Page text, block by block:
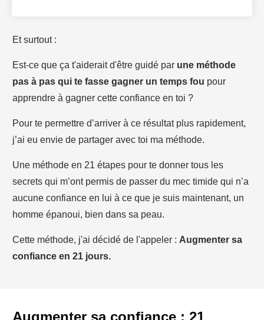
Et surtout :
Est-ce que ça t'aiderait d'être guidé par une méthode
pas à pas qui te fasse gagner un temps fou pour
apprendre à gagner cette confiance en toi ?
Pour te permettre d’arriver à ce résultat plus rapidement,
j’ai eu envie de partager avec toi ma méthode.
Une méthode en 21 étapes pour te donner tous les
secrets qui m’ont permis de passer du mec timide qui n’a
aucune confiance en lui à ce que je suis maintenant, un
homme épanoui, bien dans sa peau.
Cette méthode, j'ai décidé de l'appeler : Augmenter sa
confiance en 21 jours.
Augmenter sa confiance : 21